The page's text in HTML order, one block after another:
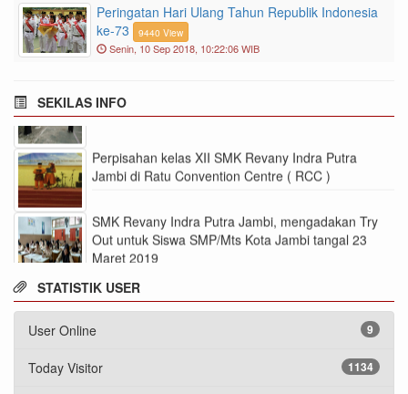
Peringatan Hari Ulang Tahun Republik Indonesia
ke-73
9440 View
Senin, 10 Sep 2018, 10:22:06 WIB
SEKILAS INFO
bebas )
Kelulusan Siswa SMK Revany Indra Putra Jambi,
Tanggal 3 Juni 2022 Pukul 22.00 Wib
Peringatan Hari Guru ke 74
Perpisahan kelas XII SMK Revany Indra Putra
Jambi di Ratu Convention Centre ( RCC )
SMK Revany Indra Putra Jambi, mengadakan Try
Out untuk Siswa SMP/Mts Kota Jambi tangal 23
STATISTIK USER
User Online 9
Today Visitor 1134